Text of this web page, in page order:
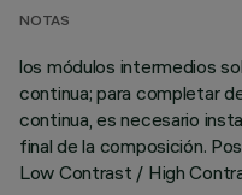
NOTAS
los módulos intermedios
continua; para completar
continua, es necesario
final de la composición.
Low Contrast / High